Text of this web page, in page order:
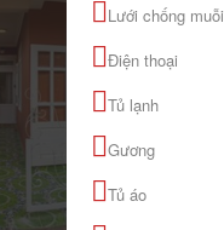
Lưới chống muỗi
Điện thoại
Tủ lạnh
Gương
Tủ áo